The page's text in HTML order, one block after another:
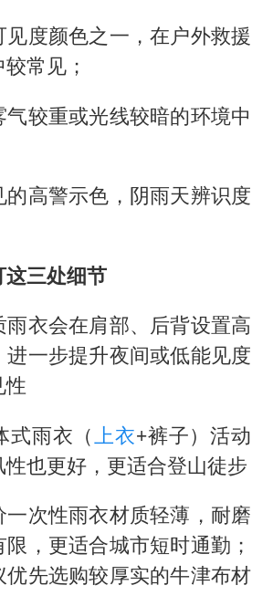
见度颜色之一，在户外救援
常见；
气较重或光线较暗的环境中
的高警示色，阴雨天辨识度
三处细节
雨衣会在肩部、后背设置高
进一步提升夜间或低能见度
性
式雨衣（ 上衣+裤子）活动
也更好，更适合登山徒步
一次性雨衣材质轻薄，耐磨
，更适合城市短时通勤；
优先选购较厚实的牛津布材